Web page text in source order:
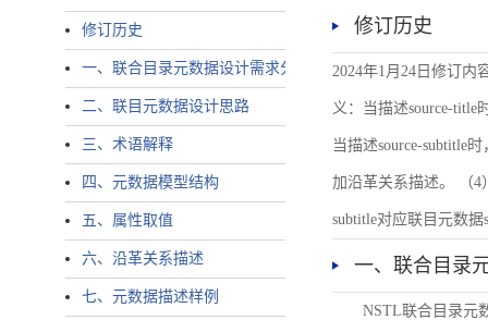
修订历史
一、联合目录元数据设计需求分析
二、联目元数据设计思路
三、术语解释
四、元数据模型结构
五、属性取值
六、沿革关系描述
七、元数据描述样例
修订历史
2024年1月24日修订内
义：当描述source-title
当描述source-subtitle
加沿革关系描述。 （4
subtitle对应联目元数据
一、联合目录
NSTL联合目录元